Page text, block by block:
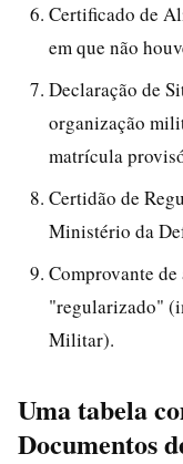
Certificado de
em que não
Declaração de
organização
matrícula
Certidão de
Ministério da
Comprovante
"regularizado"
Militar).
Uma tabela
Documentos